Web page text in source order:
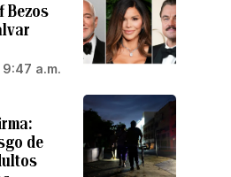
Bezos
a.m.
de